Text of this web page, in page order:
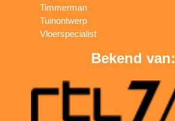
Timmerman
Tuinontwerp
Vloerspecialist
Bekend van: